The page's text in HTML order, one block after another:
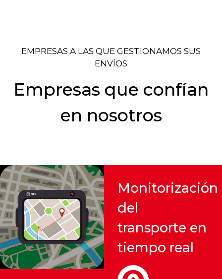
EMPRESAS A LAS QUE GESTIONAMOS SUS
ENVÍOS
Empresas que confían
en nosotros
Monitorización
del
transporte en
tiempo real